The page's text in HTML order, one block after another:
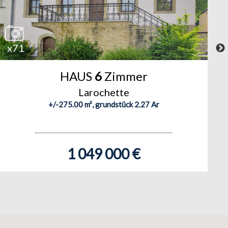
x71
HAUS 6 Zimmer
Larochette
+/-275.00 m², grundstück 2.27 Ar
1 049 000 €